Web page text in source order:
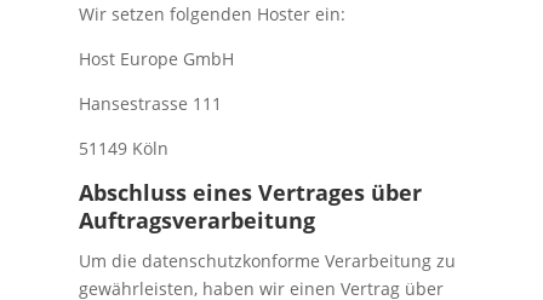
Wir setzen folgenden Hoster ein:
Host Europe GmbH
Hansestrasse 111
51149 Köln
Abschluss eines Vertrages über
Auftragsverarbeitung
Um die datenschutzkonforme Verarbeitung zu
gewährleisten, haben wir einen Vertrag über